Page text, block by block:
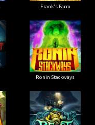
Frank's Farm
Ronin Stackways